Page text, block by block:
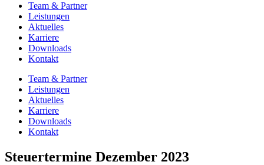
Team & Partner
Leistungen
Aktuelles
Karriere
Downloads
Kontakt
Team & Partner
Leistungen
Aktuelles
Karriere
Downloads
Kontakt
Steuertermine Dezember 2023